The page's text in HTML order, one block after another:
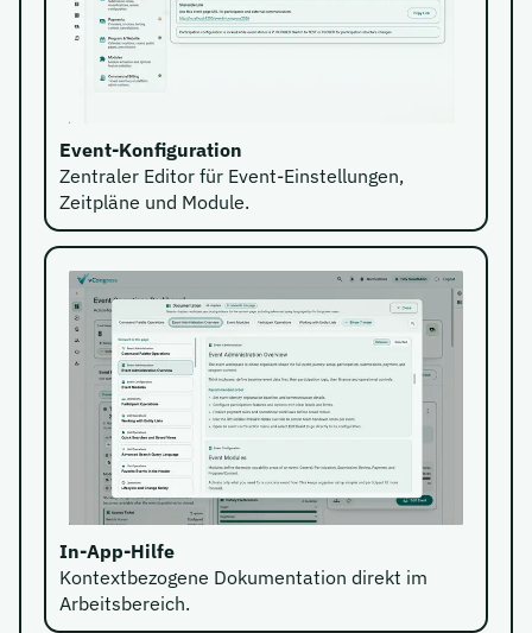
Event-Konfiguration
Zentraler Editor für Event-Einstellungen,
Zeitpläne und Module.
In-App-Hilfe
Kontextbezogene Dokumentation direkt im
Arbeitsbereich.